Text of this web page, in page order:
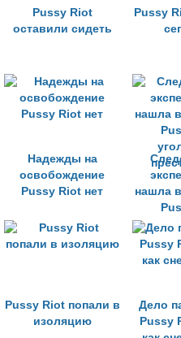
Pussy Riot
оставили сидеть
Pussy
Надежды на
освобождение
Pussy Riot нет
нашла
Pussy Riot попали в
изоляцию
Дело
Pussy